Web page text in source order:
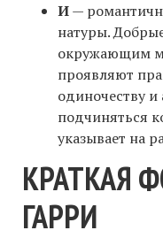
И—
натуры.
окружающим
проявляют
одиночеству и
подчиняться
указывает на
КРАТКАЯ
ГАРРИ